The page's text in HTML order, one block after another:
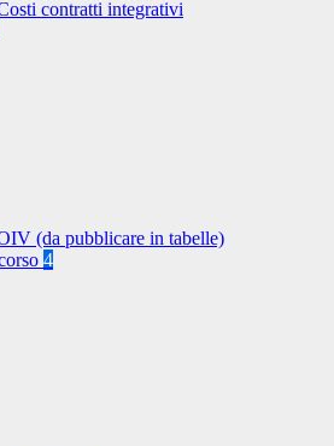
contratti integrativi
(da pubblicare in tabelle)
4